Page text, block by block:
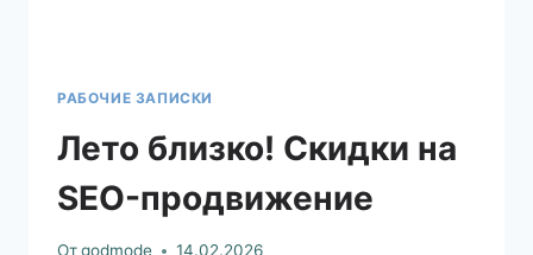
РАБОЧИЕ ЗАПИСКИ
Лето близко! Скидки на
SEO-продвижение
Отgodmode 14.02.2026